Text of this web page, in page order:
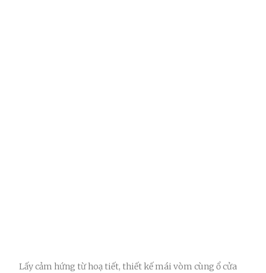
Lấy cảm hứng từ hoạ tiết, thiết kế mái vòm cùng ổ cửa